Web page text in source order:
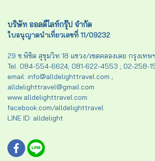
บริษัท ออลดีไลท์กรุ๊ป จำกัด
ใบอนุญาตนำเที่ยวเลขที่ 11/09232
29 ซ.พิชิต สุขุมวิท 18 แขวง/เขตคลองเตย กรุงเทพฯ
Tel. 084-554-6624; 081-622-4553 ; 02-258-
email: info@alldelighttravel.com ;
alldelighttravel@gmail.com
www.alldelighttravel.com
facebook.com/alldelighttravel
LINE ID: alldelight